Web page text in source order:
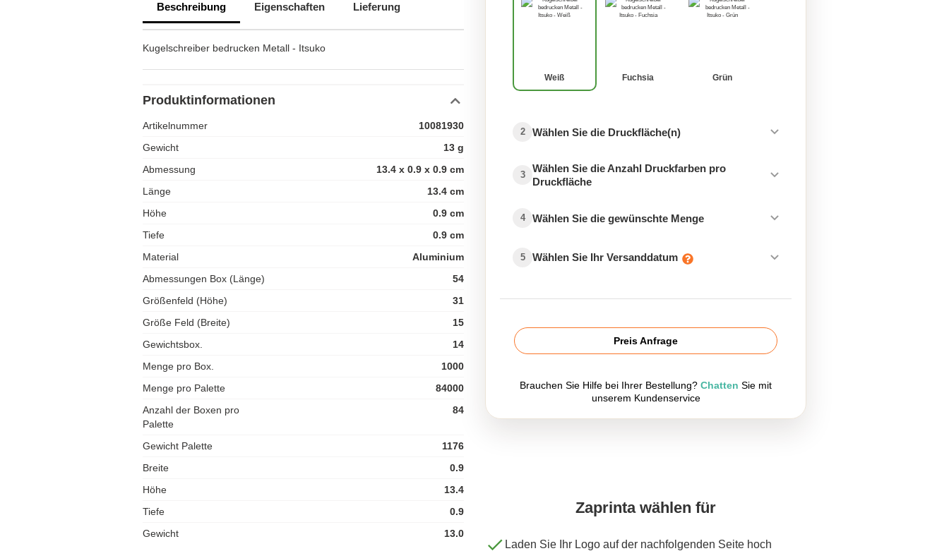
Kugelschreiber mit Gravur günstig
Kugelschreiber Hochzeit
Beschreibung Eigenschaften Lieferung
Kugelschreiber bedrucken Metall - Itsuko
Produktinformationen
Artikelnummer
10081930
Gewicht
13 g
Abmessung
13.4 x 0.9 x 0.9 cm
Länge
13.4 cm
Höhe
0.9 cm
Tiefe
0.9 cm
Material
Aluminium
Abmessungen Box (Länge)
54
Größenfeld (Höhe)
31
Größe Feld (Breite)
15
Gewichtsbox.
14
Menge pro Box.
1000
Menge pro Palette
84000
Anzahl der Boxen pro
Palette
84
Gewicht Palette
1176
Breite
0.9
Höhe
13.4
Tiefe
0.9
Gewicht
13.0
Weiß Fuchsia Grün
2 Wählen Sie die Druckfläche(n)
3
Wählen Sie die Anzahl Druckfarben pro
Druckfläche
4 Wählen Sie die gewünschte Menge
5 Wählen Sie Ihr Versanddatum
Preis Anfrage
Brauchen Sie Hilfe bei Ihrer Bestellung? Chatten Sie mit
unserem Kundenservice
Zaprinta wählen für
Laden Sie Ihr Logo auf der nachfolgenden Seite hoch